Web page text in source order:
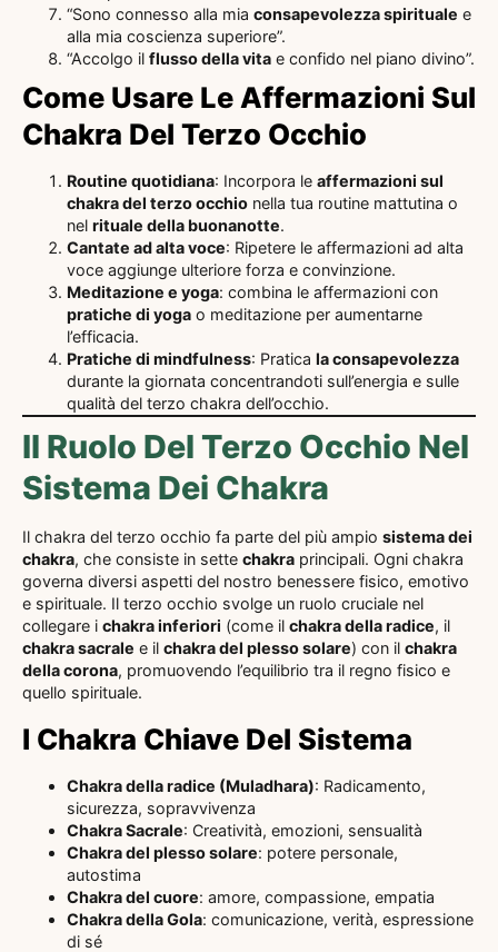
“Sono connesso alla mia consapevolezza spirituale e
alla mia coscienza superiore”.
“Accolgo il flusso della vita e confido nel piano divino”.
Come Usare Le Affermazioni Sul
Chakra Del Terzo Occhio
Routine quotidiana: Incorpora le affermazioni sul
chakra del terzo occhio nella tua routine mattutina o
nel rituale della buonanotte.
Cantate ad alta voce: Ripetere le affermazioni ad alta
voce aggiunge ulteriore forza e convinzione.
Meditazione e yoga: combina le affermazioni con
pratiche di yoga o meditazione per aumentarne
l’efficacia.
Pratiche di mindfulness: Pratica la consapevolezza
durante la giornata concentrandoti sull’energia e sulle
qualità del terzo chakra dell’occhio.
Il Ruolo Del Terzo Occhio Nel
Sistema Dei Chakra
Il chakra del terzo occhio fa parte del più ampio sistema dei
chakra, che consiste in sette chakra principali. Ogni chakra
governa diversi aspetti del nostro benessere fisico, emotivo
e spirituale. Il terzo occhio svolge un ruolo cruciale nel
collegare i chakra inferiori (come il chakra della radice, il
chakra sacrale e il chakra del plesso solare) con il chakra
della corona, promuovendo l’equilibrio tra il regno fisico e
quello spirituale.
I Chakra Chiave Del Sistema
Chakra della radice (Muladhara): Radicamento,
sicurezza, sopravvivenza
Chakra Sacrale: Creatività, emozioni, sensualità
Chakra del plesso solare: potere personale,
autostima
Chakra del cuore: amore, compassione, empatia
Chakra della Gola: comunicazione, verità, espressione
di sé